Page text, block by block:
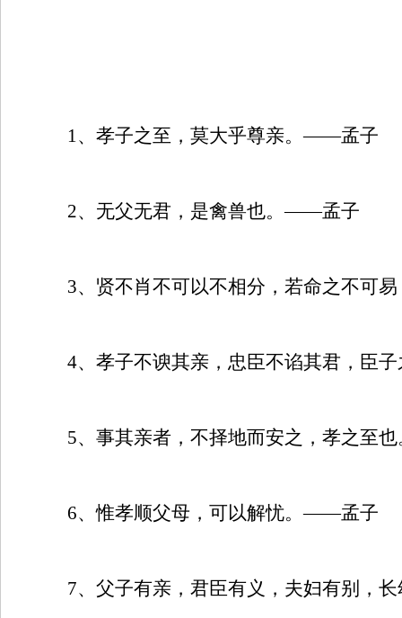
1、孝子之至，莫大乎尊亲。——孟子
2、无父无君，是禽兽也。——孟子
3、贤不肖不可以不相分，若命之不可
4、孝子不谀其亲，忠臣不谄其君，臣
5、事其亲者，不择地而安之，孝之至
6、惟孝顺父母，可以解忧。——孟子
7、父子有亲，君臣有义，夫妇有别，